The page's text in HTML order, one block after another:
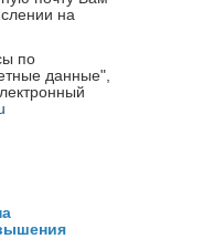
на
по
данные",